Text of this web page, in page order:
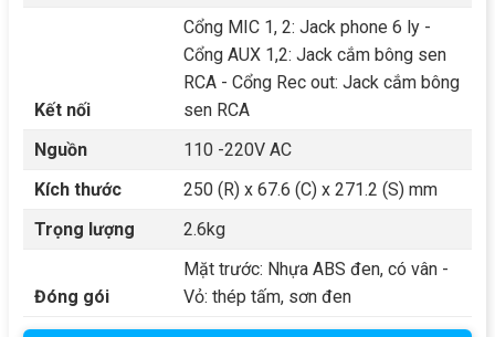
Kết nối
Cổng MIC 1, 2: Jack phone 6 ly -
Cổng AUX 1,2: Jack cắm bông sen
RCA - Cổng Rec out: Jack cắm bông
sen RCA
Nguồn
110 -220V AC
Kích thước
250 (R) x 67.6 (C) x 271.2 (S) mm
Trọng lượng
2.6kg
Đóng gói
Mặt trước: Nhựa ABS đen, có vân -
Vỏ: thép tấm, sơn đen